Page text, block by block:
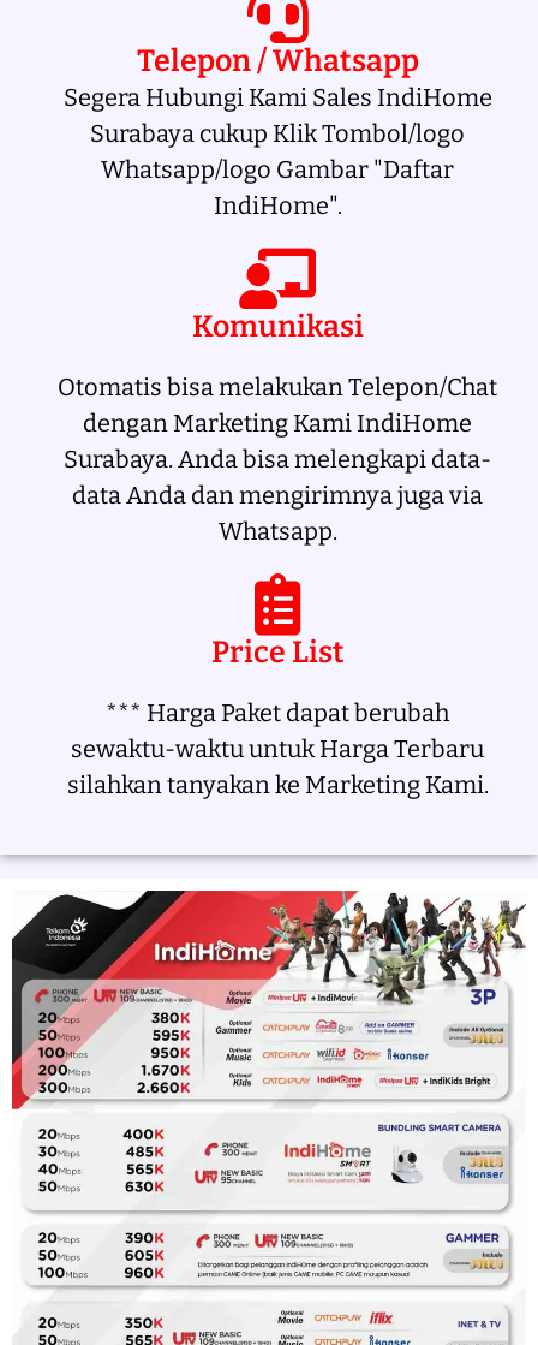
Telepon / Whatsapp
Segera Hubungi Kami Sales IndiHome
Surabaya cukup Klik Tombol/logo
Whatsapp/logo Gambar "Daftar
IndiHome".
Komunikasi
Otomatis bisa melakukan Telepon/Chat
dengan Marketing Kami IndiHome
Surabaya. Anda bisa melengkapi data-
data Anda dan mengirimnya juga via
Whatsapp.
Price List
*** Harga Paket dapat berubah
sewaktu-waktu untuk Harga Terbaru
silahkan tanyakan ke Marketing Kami.